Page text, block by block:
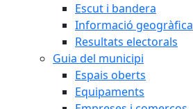
Escut i bandera
Informació geogràfica
Resultats electorals
Guia del municipi
Espais oberts
Equipaments